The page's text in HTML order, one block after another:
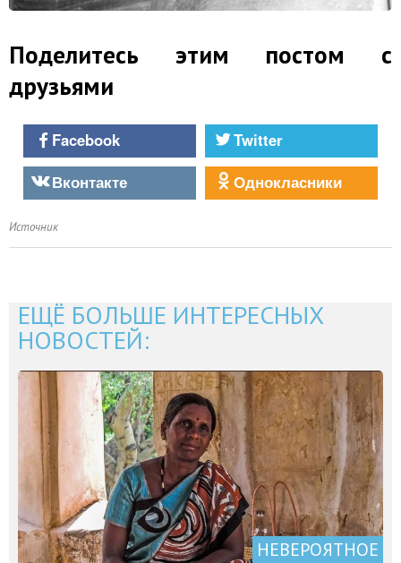
Поделитесь этим постом с
друзьями
Facebook
Twitter
Вконтакте
Однокласники
Источник
ЕЩЁ БОЛЬШЕ ИНТЕРЕСНЫХ
НОВОСТЕЙ:
НЕВЕРОЯТНОЕ